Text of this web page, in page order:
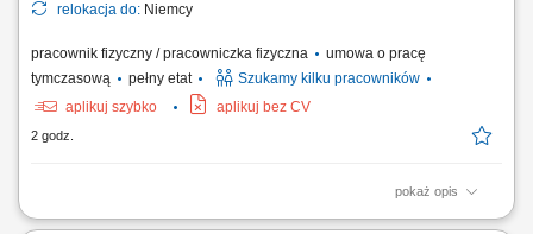
relokacja do: Niemcy
pracownik fizyczny / pracowniczka fizyczna
umowa o pracę
tymczasową
pełny etat
Szukamy kilku pracowników
aplikuj szybko
aplikuj bez CV
2 godz.
pokaż opis
Zakres obowiązków Obsługa i ustawianie maszyn drukarskich;